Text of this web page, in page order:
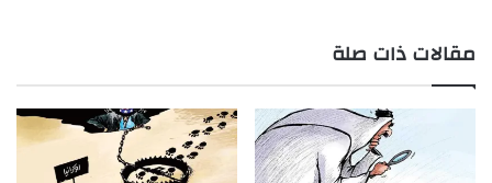
مقالات ذات صلة